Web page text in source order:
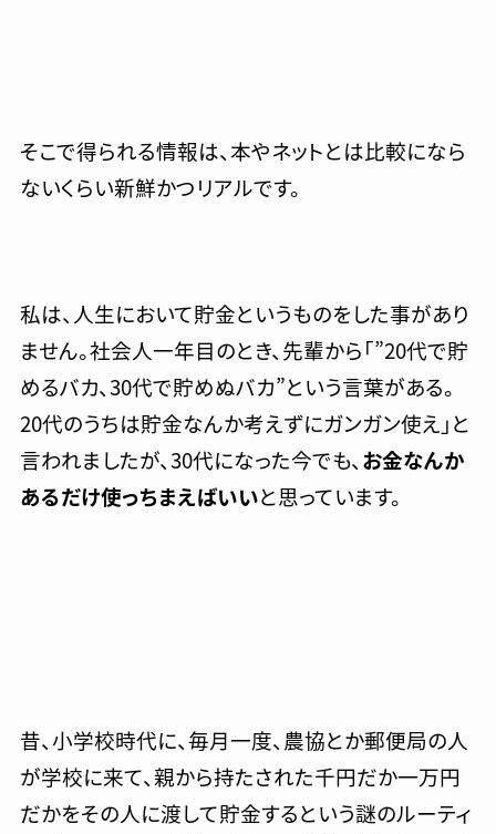
そこで得られる情報は、本やネットとは比較になら
ないくらい新鮮かつリアルです。
私は、人生において貯金というものをした事があり
ません。社会人一年目のとき、先輩から「”20代で貯
めるバカ、30代で貯めぬバカ”という言葉がある。
20代のうちは貯金なんか考えずにガンガン使え」と
言われましたが、30代になった今でも、お金なんか
あるだけ使っちまえばいいと思っています。
昔、小学校時代に、毎月一度、農協とか郵便局の人
が学校に来て、親から持たされた千円だか一万円
だかをその人に渡して貯金するという謎のルーティ